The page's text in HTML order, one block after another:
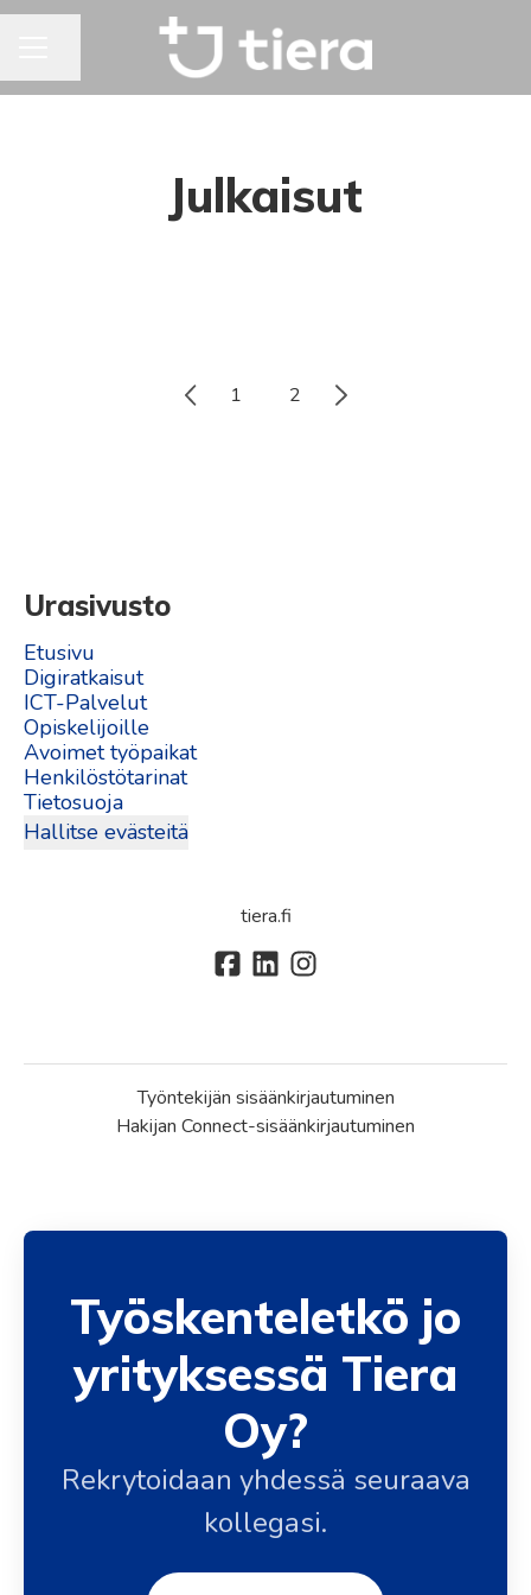
Julkaisut
1 2
Urasivusto
Etusivu
Digiratkaisut
ICT-Palvelut
Opiskelijoille
Avoimet työpaikat
Henkilöstötarinat
Tietosuoja
Hallitse evästeitä
tiera.fi
Työntekijän sisäänkirjautuminen
Hakijan Connect-sisäänkirjautuminen
Työskenteletkö jo
yrityksessä Tiera
Oy?
Rekrytoidaan yhdessä seuraava
kollegasi.